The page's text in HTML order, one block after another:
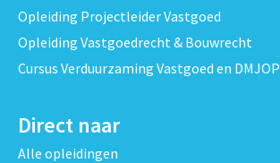
Opleiding Projectleider Vastgoed
Opleiding Vastgoedrecht & Bouwrecht
Cursus Verduurzaming Vastgoed en DMJOP
Direct naar
Alle opleidingen